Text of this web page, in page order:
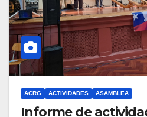
ACRG ACTIVIDADES ASAMBLEA
Informe de